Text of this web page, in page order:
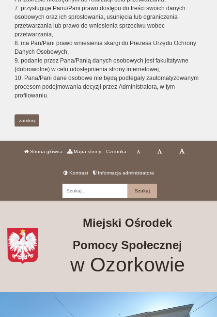
7. przysługuje Panu/Pani prawo dostępu do treści swoich danych
osobowych oraz ich sprostowania, usunięcia lub ograniczenia
przetwarzania lub prawo do wniesienia sprzeciwu wobec
przetwarzania,
8. ma Pan/Pani prawo wniesienia skargi do Prezesa Urzędu Ochrony
Danych Osobowych,
9. podanie przez Pana/Panią danych osobowych jest fakultatywne
(dobrowolne) w celu udostępnienia strony internetowej,
10. Pana/Pani dane osobowe nie będą podlegały zautomatyzowanym
procesom podejmowania decyzji przez Administratora, w tym
profilowaniu.
zamknij
Strona główna Mapa strony Czcionka
Kontrast Informacja administratora
Miejski Ośrodek
Pomocy Społecznej
w Ozorkowie